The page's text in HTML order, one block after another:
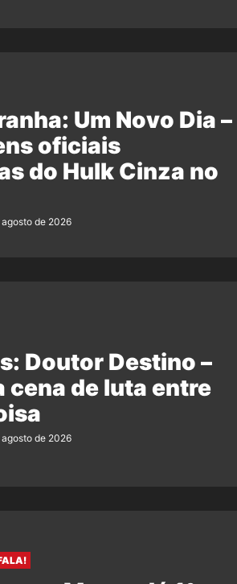
Um Novo Dia –
oficiais
do Hulk Cinza no
agosto de 2026
Doutor Destino –
cena de luta entre
agosto de 2026